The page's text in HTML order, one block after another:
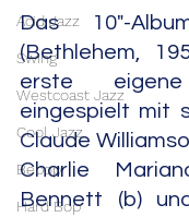
Acid Jazz
Swing
Westcoast Jazz
Cool Jazz
Bebop
Hard Bop
Das 10"-
(Bethlehem,
erste eigene
eingespielt mit
Claude
Charlie
Bennett (b)